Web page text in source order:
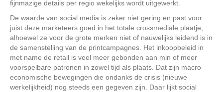
fijnmazige details per regio wekelijks wordt uitgewerkt.
De waarde van social media is zeker niet gering en past voor
juist deze marketeers goed in het totale crossmediale plaatje,
alhoewel ze voor de grote merken niet of nauwelijks leidend is in
de samenstelling van de printcampagnes. Het inkoopbeleid in
met name de retail is veel meer gebonden aan min of meer
voorspelbare patronen in zowel tijd als plaats. Dat zijn macro-
economische bewegingen die ondanks de crisis (nieuwe
werkelijkheid) nog steeds een gegeven zijn. Daar lijkt social